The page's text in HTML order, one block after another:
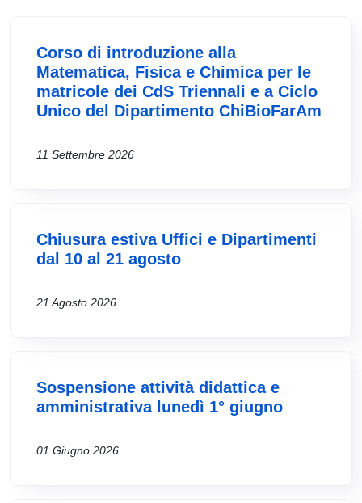
Corso di introduzione alla
Matematica, Fisica e Chimica per le
matricole dei CdS Triennali e a Ciclo
Unico del Dipartimento ChiBioFarAm
11 Settembre 2026
Chiusura estiva Uffici e Dipartimenti
dal 10 al 21 agosto
21 Agosto 2026
Sospensione attività didattica e
amministrativa lunedì 1° giugno
01 Giugno 2026